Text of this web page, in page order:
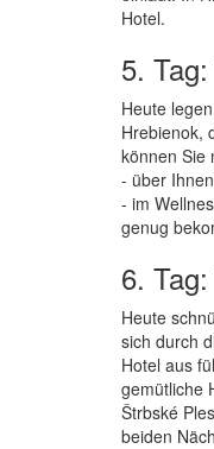
Hotel.
5.
Heute
Hrebienok,
können Sie
- über
- im
genug
6.
Heute
sich durch
Hotel aus
gemütliche
Štrbské
beiden